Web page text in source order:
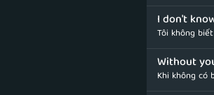
I don't
Tôi không
Without
Khi không có